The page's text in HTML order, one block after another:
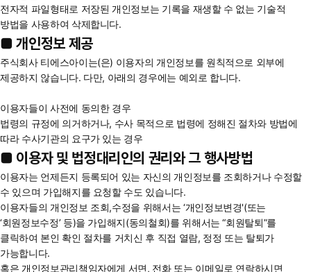
전자적 파일형태로 저장된 개인정보는 기록을 재생할 수 없는 기술적
방법을 사용하여 삭제합니다.
■ 개인정보 제공
주식회사 티에스아이는(은) 이용자의 개인정보를 원칙적으로 외부에
제공하지 않습니다. 다만, 아래의 경우에는 예외로 합니다.
이용자들이 사전에 동의한 경우
법령의 규정에 의거하거나, 수사 목적으로 법령에 정해진 절차와 방법에
따라 수사기관의 요구가 있는 경우
■ 이용자 및 법정대리인의 권리와 그 행사방법
이용자는 언제든지 등록되어 있는 자신의 개인정보를 조회하거나 수정할
수 있으며 가입해지를 요청할 수도 있습니다.
이용자들의 개인정보 조회,수정을 위해서는 ‘개인정보변경'(또는
‘회원정보수정’ 등)을 가입해지(동의철회)를 위해서는 “회원탈퇴”를
클릭하여 본인 확인 절차를 거치신 후 직접 열람, 정정 또는 탈퇴가
가능합니다.
혹은 개인정보관리책임자에게 서면, 전화 또는 이메일로 연락하시면